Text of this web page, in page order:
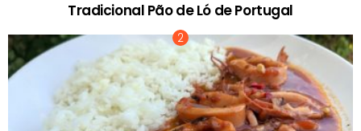
Tradicional Pão de Ló de Portugal